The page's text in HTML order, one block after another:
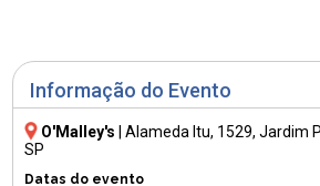
Informação do Evento
O'Malley's |Alameda Itu, 1529, Jardim
SP
Datas do evento